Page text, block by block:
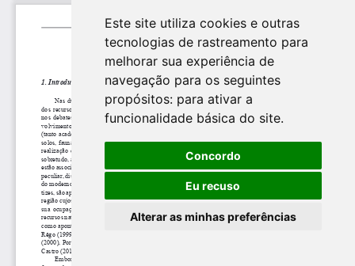
Este site utiliza cookies e outras
tecnologias de rastreamento para
melhorar sua experiência de
navegação para os seguintes
propósitos: para ativar a
funcionalidade básica do site.
Concordo
Eu recuso
Alterar as minhas preferências